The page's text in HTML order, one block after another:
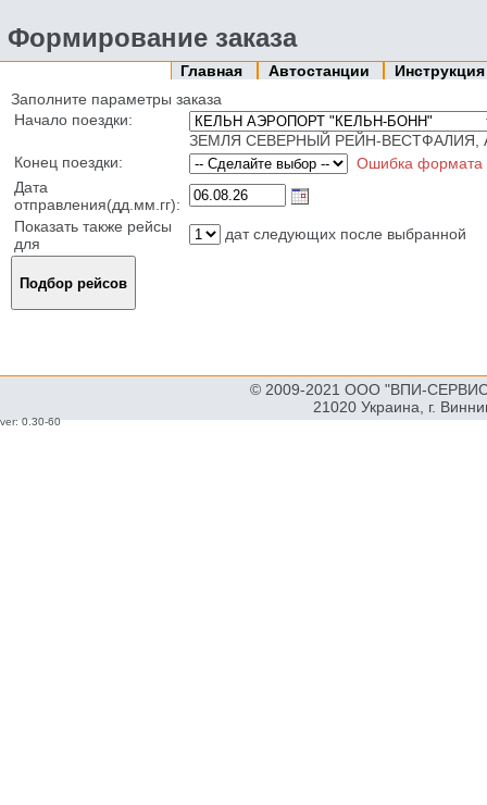
Формирование заказа
Главная Автостанции
Заполните параметры заказа
Начало поездки:
ЗЕМЛЯ СЕВЕРНЫЙ РЕЙН-ВЕСТФАЛИЯ,
Конец поездки:
Ошибка формата
Дата
отправления(дд.мм.гг):
Показать также рейсы
для
дат следующих после выбранной
© 2009-2021 ООО "ВПИ-
21020 Украина, г.
ver: 0.30-60